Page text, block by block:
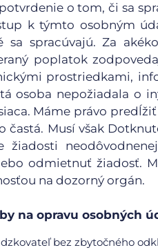
o tom, či sa
k týmto osobným
sa spracúvajú. Za
poplatok
prostriedkami,
osoba nepožiadala o
Máme právo
častá. Musí však
žiadosti
odmietnuť žiadosť.
na dozorný orgán.
na opravu osobných
bez zbytočného